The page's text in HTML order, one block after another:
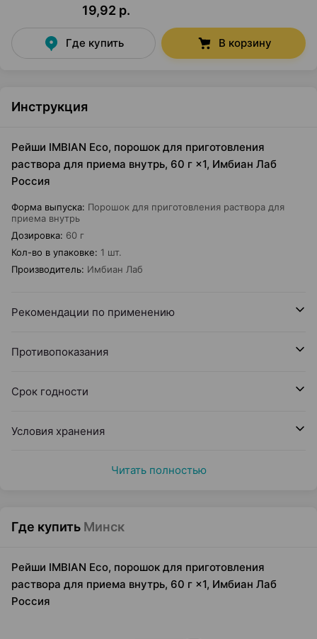
19,92 р.
Где купить В корзину
Инструкция
Рейши IMBIAN Eco, порошок для приготовления
раствора для приема внутрь, 60 г ×1, Имбиан Лаб
Россия
Форма выпуска: Порошок для приготовления раствора для
приема внутрь
Дозировка: 60 г
Кол-во в упаковке: 1 шт.
Производитель: Имбиан Лаб
Рекомендации по применению
Противопоказания
Срок годности
Условия хранения
Читать полностью
Где купить Минск
Рейши IMBIAN Eco, порошок для приготовления
раствора для приема внутрь, 60 г ×1, Имбиан Лаб
Россия